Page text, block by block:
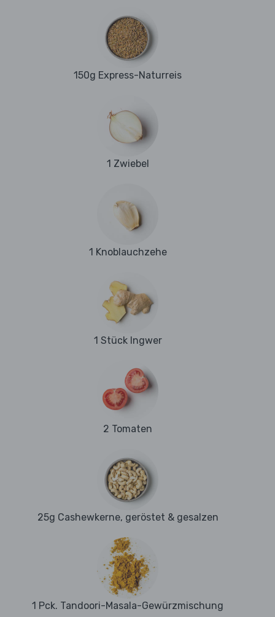
150g Express-Naturreis
1 Zwiebel
1 Knoblauchzehe
1 Stück Ingwer
2 Tomaten
25g Cashewkerne, geröstet & gesalzen
1 Pck. Tandoori-Masala-Gewürzmischung